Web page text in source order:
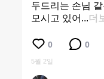
두드리는 손님
모시고 있어...더
0 0
5월 2일